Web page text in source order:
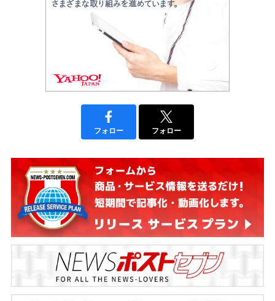
フォロー フォロー